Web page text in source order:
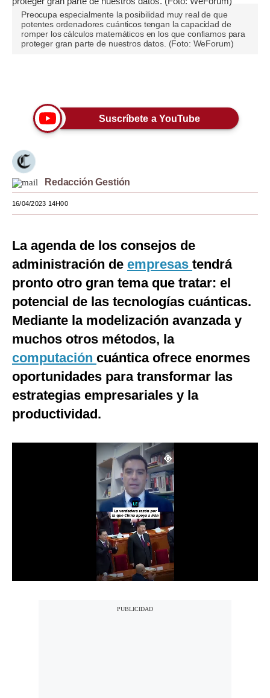
Opinión
Editorial
Tendencias
Lujo
Viajes
Moda
EEUU
México
España
Internacional
Tecnología
Club del Suscriptor
Mix
G de Gestión
Preocupa especialmente la posibilidad muy real de que
potentes ordenadores cuánticos tengan la capacidad de
romper los cálculos matemáticos en los que confiamos para
proteger gran parte de nuestros datos. (Foto: WeForum)
Suscríbete a YouTube
Redacción Gestión
16/04/2023 14H00
La agenda de los consejos de
administración de empresas tendrá
pronto otro gran tema que tratar: el
potencial de las tecnologías cuánticas.
Mediante la modelización avanzada y
muchos otros métodos, la
computación cuántica ofrece enormes
oportunidades para transformar las
estrategias empresariales y la
productividad.